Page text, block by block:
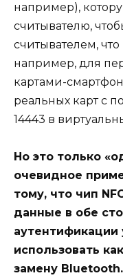
например),
считывателю,
считывателем,
например, для
картами-
реальных карт с
14443 в
Но это только
очевидное
тому, что чип
данные в обе
аутентификации
использовать
замену